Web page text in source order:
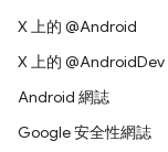
X 上的 @Android
X 上的 @AndroidDev
Android 網誌
Google 安全性網誌